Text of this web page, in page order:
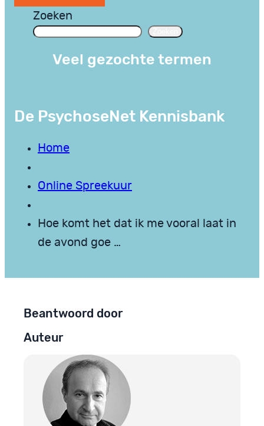
Zoeken
Veel gezochte termen
De PsychoseNet Kennisbank
Home
Online Spreekuur
Hoe komt het dat ik me vooral laat in
de avond goe …
Beantwoord door
Auteur